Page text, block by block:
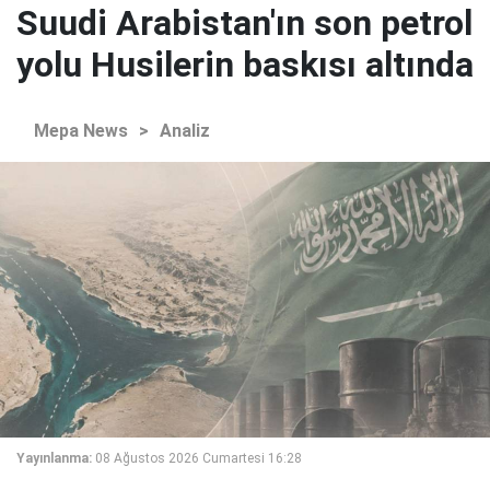
Suudi Arabistan'ın son petrol
yolu Husilerin baskısı altında
Mepa News > Analiz
Yayınlanma: 08 Ağustos 2026 Cumartesi 16:28